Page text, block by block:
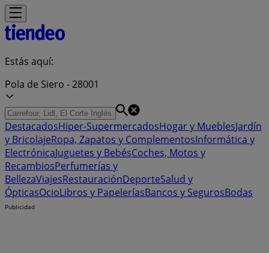
Estás aquí:
Pola de Siero - 28001
DestacadosHiper-SupermercadosHogar y MueblesJardín
y BricolajeRopa, Zapatos y ComplementosInformática y
ElectrónicaJuguetes y BebésCoches, Motos y
RecambiosPerfumerías y
BellezaViajesRestauraciónDeporteSalud y
ÓpticasOcioLibros y PapeleríasBancos y SegurosBodas
Publicidad